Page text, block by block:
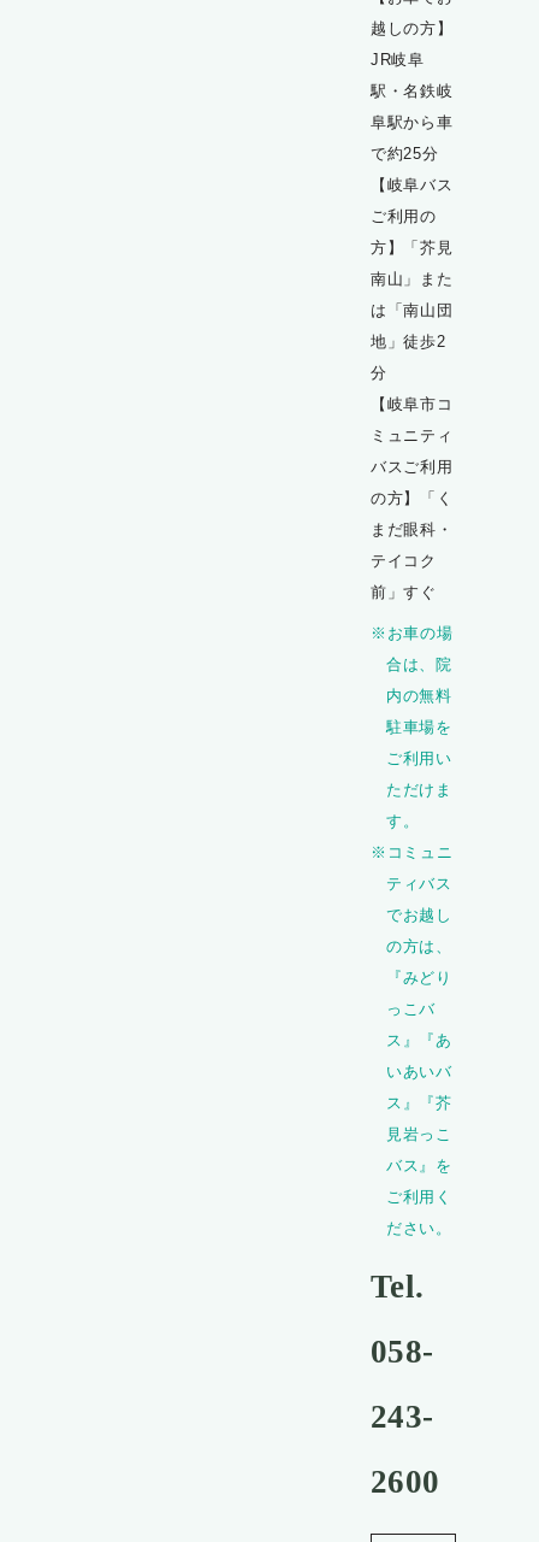
越しの方】
JR岐阜
駅・名鉄岐
阜駅から車
で約25分
【岐阜バス
ご利用の
方】「芥見
南山」また
は「南山団
地」徒歩2
分
【岐阜市コ
ミュニティ
バスご利用
の方】「く
まだ眼科・
テイコク
前」すぐ
※お車の場
合は、院
内の無料
駐車場を
ご利用い
ただけま
す。
※コミュニ
ティバス
でお越し
の方は、
『みどり
っこバ
ス』『あ
いあいバ
ス』『芥
見岩っこ
バス』を
ご利用く
ださい。
Tel.
058-
243-
2600